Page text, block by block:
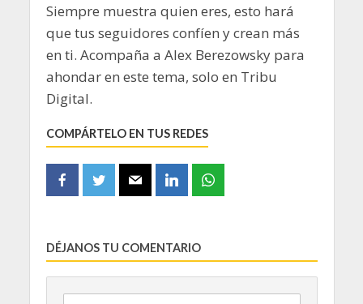
Siempre muestra quien eres, esto hará
que tus seguidores confíen y crean más
en ti. Acompaña a Alex Berezowsky para
ahondar en este tema, solo en Tribu
Digital.
COMPÁRTELO EN TUS REDES
DÉJANOS TU COMENTARIO